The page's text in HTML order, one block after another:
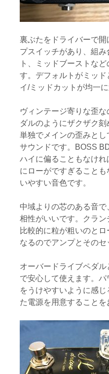
裏ぶたをドライバーで
プスイッチがあり、組
ト、ミッドブーストな
す。デフォルトがミッ
イ/ミッドカットが均一
ヴィンテージ寄りな歪
ダルのようにザクザク刻
単独でメインの歪みと
サウンドです。BOSS
ハイに偏ることもなけ
にローがですぎること
いやすい音色です。
中域よりの芯のある音
相性がいいです。クラ
比較的に粒が粗いのと
なるのでアンプとそのセ
オーバードライブペダ
で安心して使えます。
をうけやすいように感
た電源を用意することを